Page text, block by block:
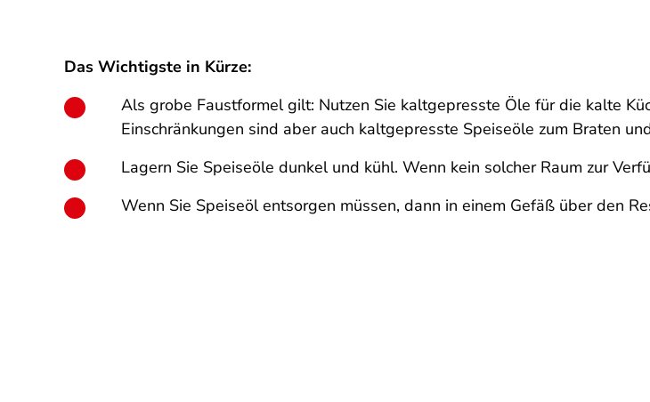
Das Wichtigste in Kürze:
Als grobe Faustformel gilt: Nutzen Sie kaltgepresste Öle für die kalte
Einschränkungen sind aber auch kaltgepresste Speiseöle zum Braten
Lagern Sie Speiseöle dunkel und kühl. Wenn kein solcher Raum zur
Wenn Sie Speiseöl entsorgen müssen, dann in einem Gefäß über den